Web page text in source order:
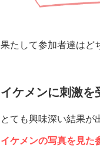
果たして参加者達はど
イケメンに刺激
とても興味深い結果が
イケメンの写真を見た